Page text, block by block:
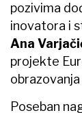
pozivima
inovatora i
Ana
projekte
obrazovanja
Poseban